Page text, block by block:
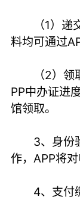
（1）递交
料均可通过
（2）领取
PP中办证进
馆领取。
3、身份验
作，APP将对
4、支付缴